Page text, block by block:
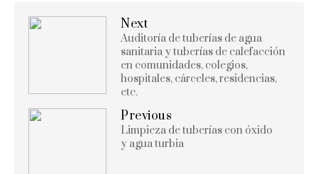
Next
Auditoría de tuberías de agua
sanitaria y tuberías de calefacción
en comunidades, colegios,
hospitales, cárceles, residencias,
etc.
Previous
Limpieza de tuberías con óxido
y agua turbia